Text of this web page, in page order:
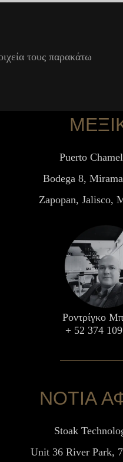
τους παρακάτω
Puerto
Bodega 8,
Zapopan, Jalisco,
Ροντρίγκο
+ 52 374
ΝΟΤΙΑ
Stoak
Unit 36 River Park,